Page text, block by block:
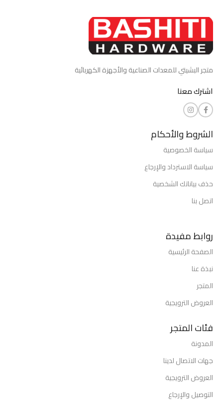
متجر البشيتي للمعدات الصناعية والأجهزة الكهربائية
اشترك معنا
الشروط والأحكام
سياسة الخصوصية
سياسة الاسترداد والإرجاع
حذف بياناتك الشخصية
اتصل بنا
روابط مفيدة
الصفحة الرئيسية
نبذة عنا
المتجر
العروض الترويجية
فئات المتجر
المدونة
جهات الاتصال لدينا
العروض الترويجية
التوصيل والإرجاع